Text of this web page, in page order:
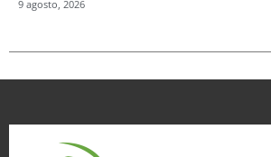
9 agosto, 2026